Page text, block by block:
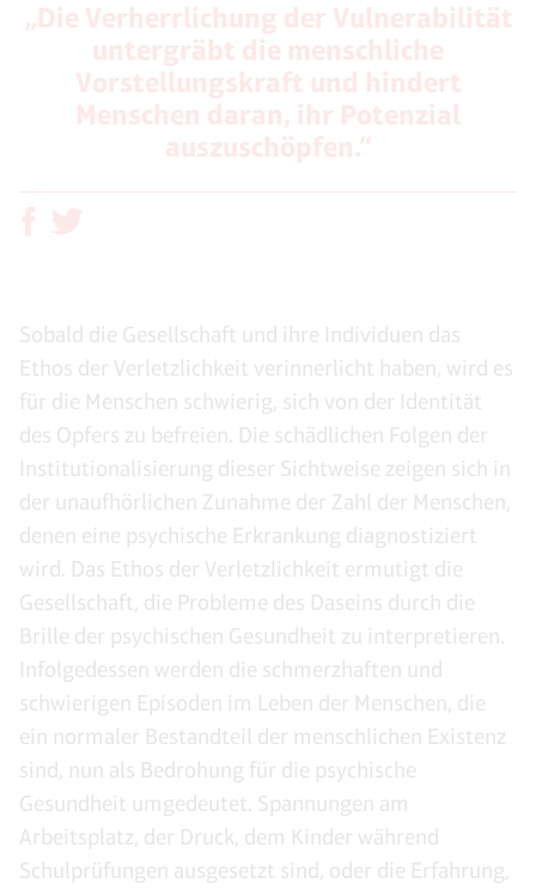
Sobald die Gesellschaft und ihre Individuen das
Ethos der Verletzlichkeit verinnerlicht haben, wird es
für die Menschen schwierig, sich von der Identität
des Opfers zu befreien. Die schädlichen Folgen der
Institutionalisierung dieser Sichtweise zeigen sich in
der unaufhörlichen Zunahme der Zahl der Menschen,
denen eine psychische Erkrankung diagnostiziert
wird. Das Ethos der Verletzlichkeit ermutigt die
Gesellschaft, die Probleme des Daseins durch die
Brille der psychischen Gesundheit zu interpretieren.
Infolgedessen werden die schmerzhaften und
schwierigen Episoden im Leben der Menschen, die
ein normaler Bestandteil der menschlichen Existenz
sind, nun als Bedrohung für die psychische
Gesundheit umgedeutet. Spannungen am
Arbeitsplatz, der Druck, dem Kinder während
Schulprüfungen ausgesetzt sind, oder die Erfahrung,